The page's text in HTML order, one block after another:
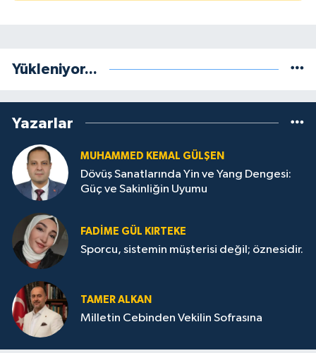
Yükleniyor...
Yazarlar
MUHAMMED KEMAL GÜLŞEN
Dövüş Sanatlarında Yin ve Yang Dengesi:
Güç ve Sakinliğin Uyumu
FADIME GÜL KIRTEKE
Sporcu, sistemin müşterisi değil; öznesidir.
TAMER ALKAN
Milletin Cebinden Vekilin Sofrasına